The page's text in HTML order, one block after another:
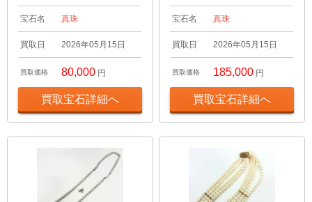
宝石名 真珠
買取日 2026年05月15日
買取価格 80,000 円
買取宝石詳細へ
宝石名 真珠
買取日 2026年05月15日
買取価格 185,000 円
買取宝石詳細へ